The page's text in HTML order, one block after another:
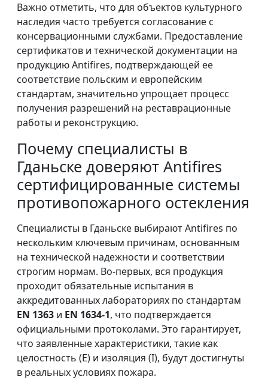
Важно отметить, что для объектов культурного
наследия часто требуется согласование с
консервационными службами. Предоставление
сертификатов и технической документации на
продукцию Antifires, подтверждающей ее
соответствие польским и европейским
стандартам, значительно упрощает процесс
получения разрешений на реставрационные
работы и реконструкцию.
Почему специалисты в
Гданьске доверяют Antifires
сертифицированные системы
противопожарного остекления
Специалисты в Гданьске выбирают Antifires по
нескольким ключевым причинам, основанным
на технической надежности и соответствии
строгим нормам. Во-первых, вся продукция
проходит обязательные испытания в
аккредитованных лабораториях по стандартам
EN 1363 и EN 1634-1, что подтверждается
официальными протоколами. Это гарантирует,
что заявленные характеристики, такие как
целостность (E) и изоляция (I), будут достигнуты
в реальных условиях пожара.